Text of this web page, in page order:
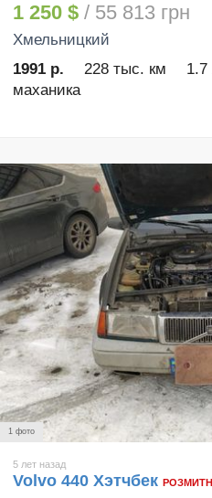
1 250 $ / 55 813 грн
Хмельницкий
1991 р.
228 тыс. км 1.7
маханика
1 фото
5 лет назад
Volvo 440 Хэтчбек